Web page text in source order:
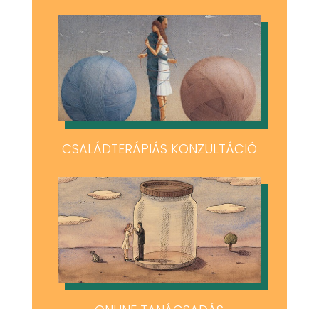
CSALÁDTERÁPIÁS KONZULTÁCIÓ